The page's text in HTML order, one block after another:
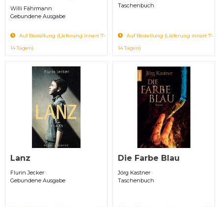
Willi Fährmann
Gebundene Ausgabe
Auf Bestellung (Lieferung innert 7-
14 Tagen)
Taschenbuch
Auf Bestellung (Lieferung innert 7-
14 Tagen)
Lanz
Flurin Jecker
Gebundene Ausgabe
Die Farbe Blau
Jörg Kastner
Taschenbuch